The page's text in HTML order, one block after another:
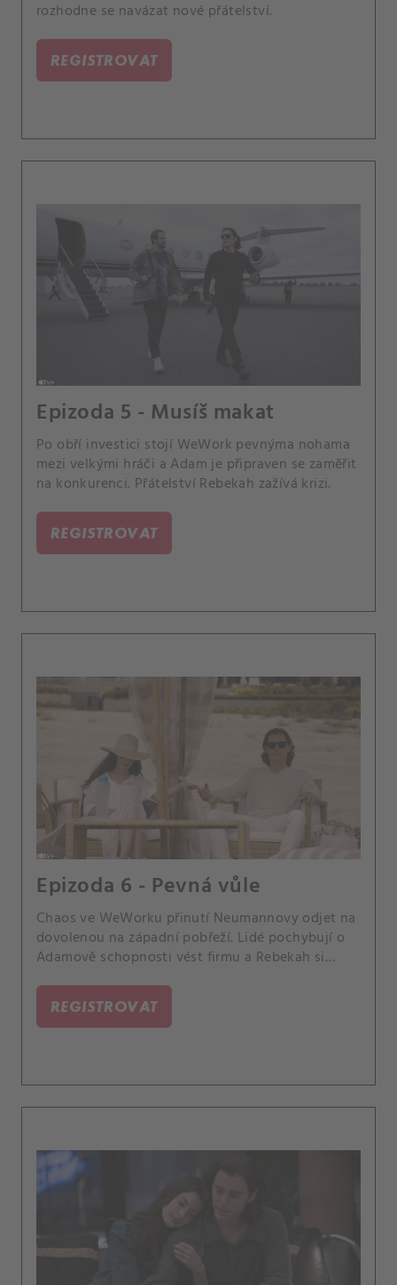
rozhodne se navázat nové přátelství.
REGISTROVAT
Epizoda 5 - Musíš makat
Po obří investici stojí WeWork pevnýma nohama
mezi velkými hráči a Adam je připraven se zaměřit
na konkurenci. Přátelství Rebekah zažívá krizi.
REGISTROVAT
Epizoda 6 - Pevná vůle
Chaos ve WeWorku přinutí Neumannovy odjet na
dovolenou na západní pobřeží. Lidé pochybují o
Adamově schopnosti vést firmu a Rebekah si
REGISTROVAT